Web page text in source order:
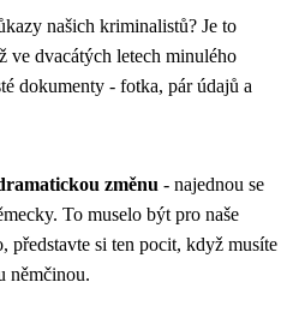
našich kriminalistů? Je to
ve dvacátých letech minulého
dokumenty - fotka, pár údajů a
změnu - najednou se
To muselo být pro naše
představte si ten pocit, když musíte
němčinou.